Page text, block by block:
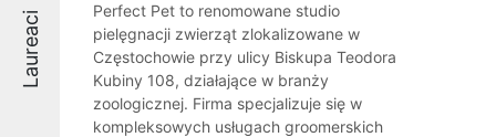
Laureaci
Perfect Pet to renomowane studio
pielęgnacji zwierząt zlokalizowane w
Częstochowie przy ulicy Biskupa Teodora
Kubiny 108, działające w branży
zoologicznej. Firma specjalizuje się w
kompleksowych usługach groomerskich